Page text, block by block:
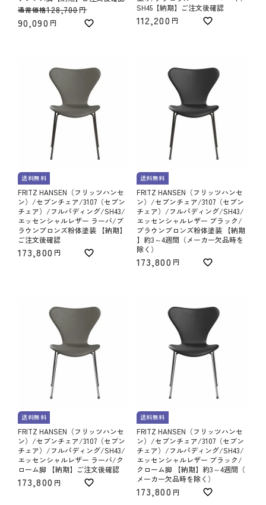
通常価格128,700
90,090
SH45【納期】ご注文後確認
112,200
送料無料
FRITZ HANSEN（フリッツハンセ
ン）/セブンチェア/3107（セブン
チェア）/フルパディング/SH43/
エッセンシャルレザー ラーバ/ブ
ラウンブロンズ粉体塗装 【納期】
ご注文後確認
173,800
送料無料
FRITZ HANSEN（フリッツハンセ
ン）/セブンチェア/3107（セブン
チェア）/フルパディング/SH43/
エッセンシャルレザー ブラック/
ブラウンブロンズ粉体塗装 【納期
】約3～4週間（メーカー欠品時を
除く）
173,800
送料無料
FRITZ HANSEN（フリッツハンセ
ン）/セブンチェア/3107（セブン
チェア）/フルパディング/SH43/
エッセンシャルレザー ラーバ/ク
ローム脚 【納期】ご注文後確認
173,800
送料無料
FRITZ HANSEN（フリッツハンセ
ン）/セブンチェア/3107（セブン
チェア）/フルパディング/SH43/
エッセンシャルレザー ブラック/
クローム脚 【納期】約3～4週間（
メーカー欠品時を除く）
173,800